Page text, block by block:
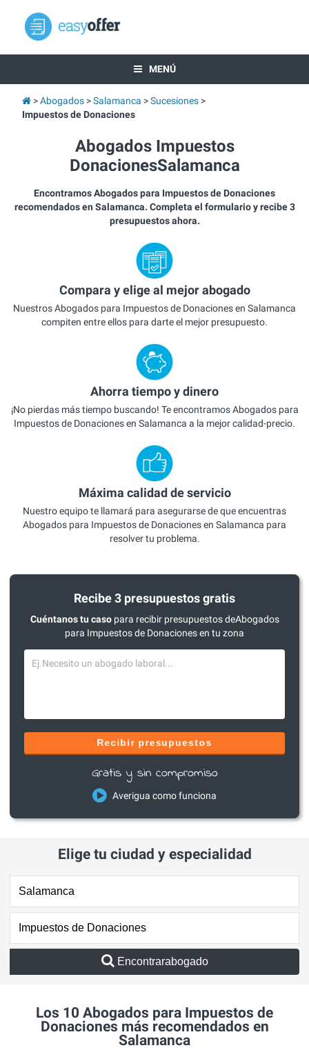
MENÚ
Abogados Salamanca
Sucesiones
Impuestos de Donaciones
Abogados Impuestos
DonacionesSalamanca
Encontramos Abogados para Impuestos de Donaciones
recomendados en Salamanca. Completa el formulario y recibe 3
presupuestos ahora.
Compara y elige al mejor abogado
Nuestros Abogados para Impuestos de Donaciones en Salamanca
compiten entre ellos para darte el mejor presupuesto.
Ahorra tiempo y dinero
¡No pierdas más tiempo buscando! Te encontramos Abogados para
Impuestos de Donaciones en Salamanca a la mejor calidad-precio.
Máxima calidad de servicio
Nuestro equipo te llamará para asegurarse de que encuentras
Abogados para Impuestos de Donaciones en Salamanca para
resolver tu problema.
Recibe 3 presupuestos gratis
Cuéntanos tu casopara recibir presupuestos deAbogados
para Impuestos de Donaciones en tu zona
Recibir presupuestos
Gratis y sin compromiso
Averigua como funciona
Elige tu ciudad y especialidad
Encontrarabogado
Los 10 Abogados para Impuestos de
Donaciones más recomendados en
Salamanca